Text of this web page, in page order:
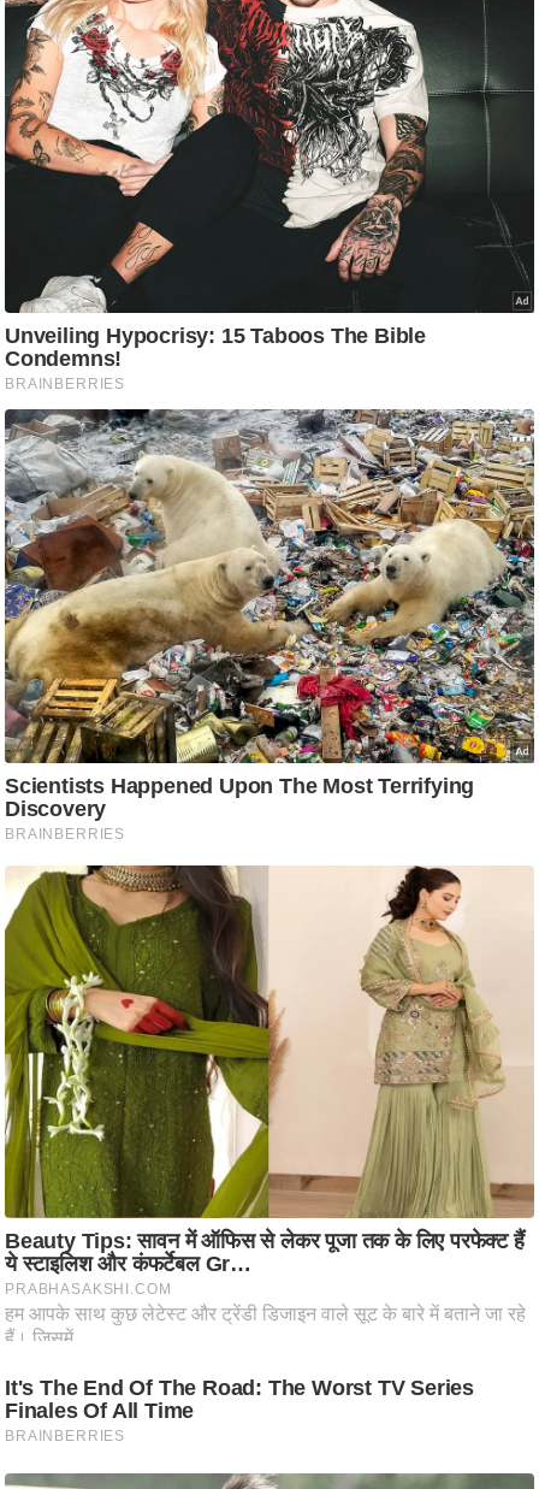
सा
म
यि
क
मा
स्तं
भ
ए
म
.
आ
र
.
आ
ई
.
चा
य
प
र
स
मी
क्षा
र्म
ज्यो
ति
ष
प्र
भु
म
हि
मा
/
ध
र्म
स्थ
ल
व्र
त
त्यो
हा
र